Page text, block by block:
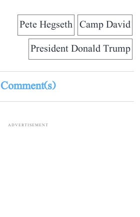
Camp David
Pete Hegseth
President Donald Trump
Comment(s)
ADVERTISEMENT